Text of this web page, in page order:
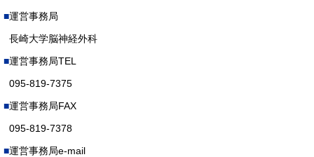
運営事務局
長崎大学脳神経外科
運営事務局TEL
095-819-7375
運営事務局FAX
095-819-7378
運営事務局e-mail